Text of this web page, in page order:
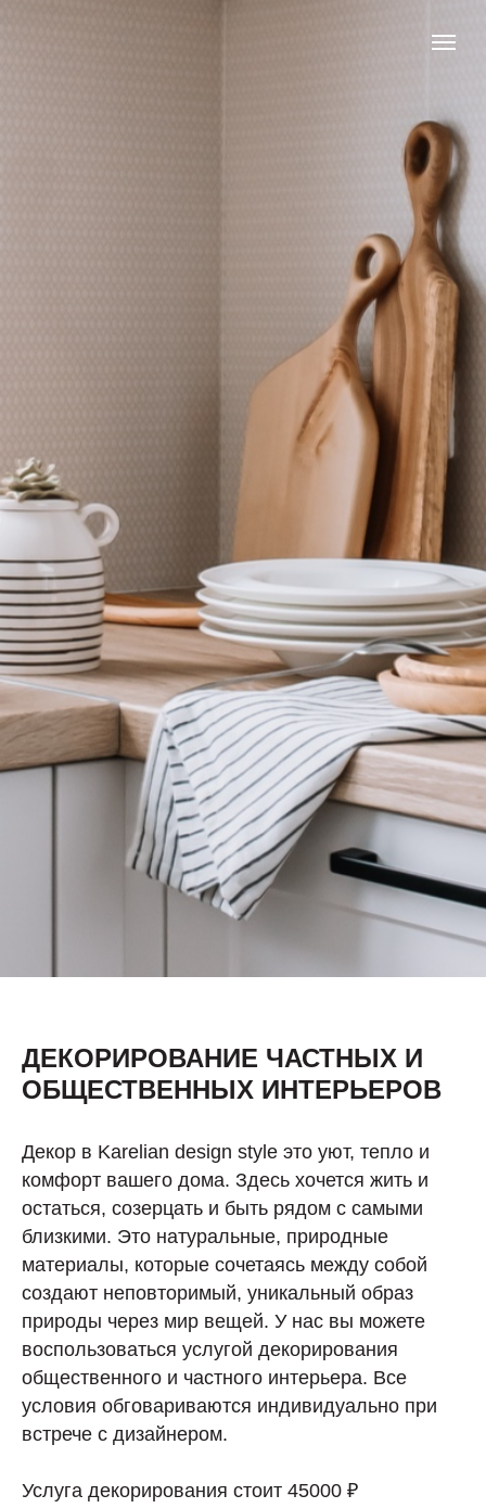
ДЕКОРИРОВАНИЕ ЧАСТНЫХ И
ОБЩЕСТВЕННЫХ ИНТЕРЬЕРОВ
Декор в Karelian design style это уют, тепло и
комфорт вашего дома. Здесь хочется жить и
остаться, созерцать и быть рядом с самыми
близкими. Это натуральные, природные
материалы, которые сочетаясь между собой
создают неповторимый, уникальный образ
природы через мир вещей. У нас вы можете
воспользоваться услугой декорирования
общественного и частного интерьера. Все
условия обговариваются индивидуально при
встрече с дизайнером.
Услуга декорирования стоит 45000 ₽